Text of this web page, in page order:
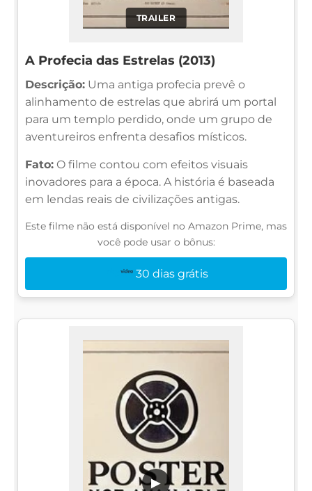
TRAILER
A Profecia das Estrelas (2013)
Descrição: Uma antiga profecia prevê o
alinhamento de estrelas que abrirá um portal
para um templo perdido, onde um grupo de
aventureiros enfrenta desafios místicos.
Fato: O filme contou com efeitos visuais
inovadores para a época. A história é baseada
em lendas reais de civilizações antigas.
Este filme não está disponível no Amazon Prime, mas
você pode usar o bônus:
30 dias grátis
▶